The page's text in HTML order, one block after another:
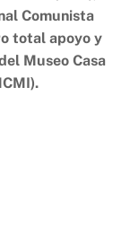
Comunista
total apoyo y
Museo Casa